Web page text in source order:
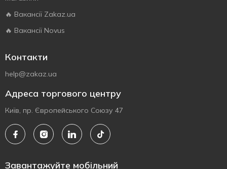
🔥 Вакансії Zakaz.ua
🔥 Вакансії Novus
Контакти
help@zakaz.ua
Адреса торгового центру
Київ, пр. Європейського Союзу 47
Завантажуйте мобільний